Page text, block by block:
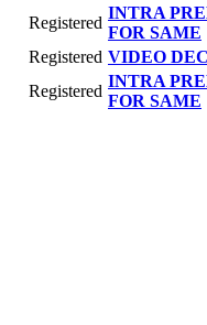
Registered
INTRA
FOR SAME
Registered VIDEO
Registered
INTRA
FOR SAME